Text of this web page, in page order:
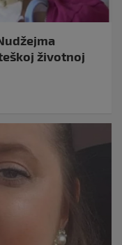
životnoj